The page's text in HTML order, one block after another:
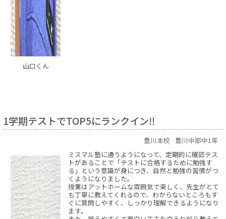
山口くん
1学期テストでTOP5にランクイン‼
豊川本校
豊川中部中1年
ミスマル塾に通うようになって、定期的に確認テス
トがあることで「テストに合格するために勉強す
る」という意識が身につき、自然と勉強の習慣がつ
くようになりました。
授業はアットホームな雰囲気で楽しく、先生がとて
も丁寧に教えてくれるので、わからないところもす
ぐに質問しやすく、しっかり理解できるようになり
ます。